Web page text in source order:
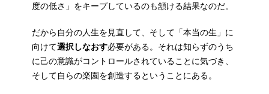
度の低さ」をキープしているのも頷ける結果なのだ。
だから自分の人生を見直して、そして「本当の生」に
向けて選択しなおす必要がある。それは知らずのうち
に己の意識がコントロールされていることに気づき、
そして自らの楽園を創造するということにある。